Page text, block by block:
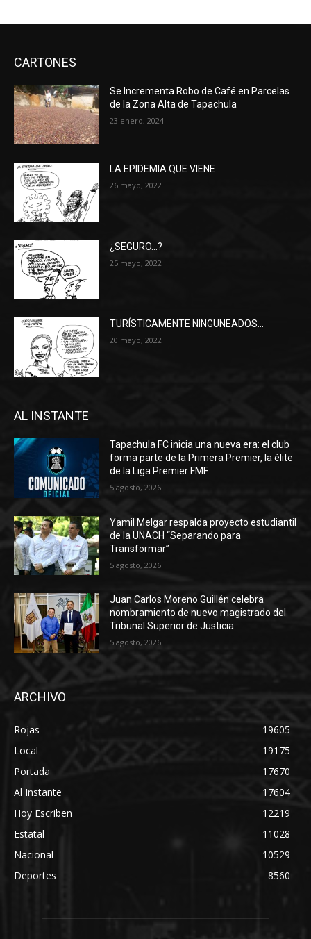
CARTONES
Se Incrementa Robo de Café en Parcelas
de la Zona Alta de Tapachula
23 enero, 2024
LA EPIDEMIA QUE VIENE
26 mayo, 2022
¿SEGURO…?
25 mayo, 2022
TURÍSTICAMENTE NINGUNEADOS…
20 mayo, 2022
AL INSTANTE
Tapachula FC inicia una nueva era: el club
forma parte de la Primera Premier, la élite
de la Liga Premier FMF
5 agosto, 2026
Yamil Melgar respalda proyecto estudiantil
de la UNACH “Separando para
Transformar”
5 agosto, 2026
Juan Carlos Moreno Guillén celebra
nombramiento de nuevo magistrado del
Tribunal Superior de Justicia
5 agosto, 2026
ARCHIVO
Rojas
19605
Local
19175
Portada
17670
Al Instante
17604
Hoy Escriben
12219
Estatal
11028
Nacional
10529
Deportes
8560